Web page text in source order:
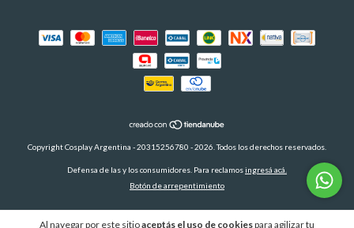
Al navegar por este sitioaceptás el uso de cookiespara agilizar tu
Copyright Cosplay Argentina - 20315256780 - 2026. Todos los derechos reservados.
Defensa de las y los consumidores. Para reclamosingresá acá.
Botón de arrepentimiento